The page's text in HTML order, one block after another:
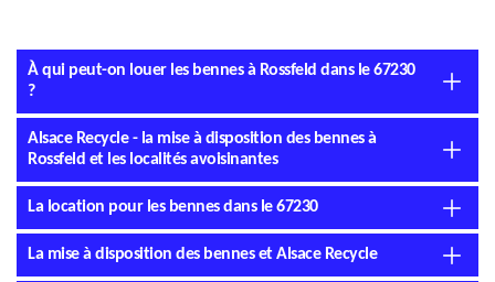
À qui peut-on louer les bennes à Rossfeld dans le 67230
?
Alsace Recycle - la mise à disposition des bennes à
Rossfeld et les localités avoisinantes
La location pour les bennes dans le 67230
La mise à disposition des bennes et Alsace Recycle